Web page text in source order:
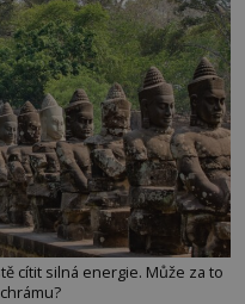
cítit silná energie. Může za to